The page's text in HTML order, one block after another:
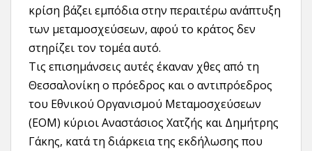
κρίση βάζει εμπόδια στην περαιτέρω ανάπτυξη
των μεταμοσχεύσεων, αφού το κράτος δεν
στηρίζει τον τομέα αυτό.
Τις επισημάνσεις αυτές έκαναν χθες από τη
Θεσσαλονίκη ο πρόεδρος και ο αντιπρόεδρος
του Εθνικού Οργανισμού Μεταμοσχεύσεων
(ΕΟΜ) κύριοι Αναστάσιος Χατζής και Δημήτρης
Γάκης, κατά τη διάρκεια της εκδήλωσης που